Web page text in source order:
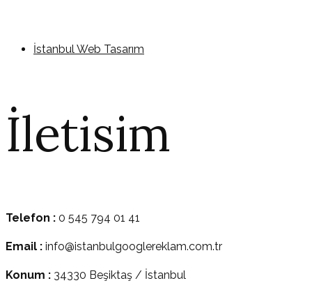
İstanbul Web Tasarım
İletisim
Telefon : 0 545 794 01 41
Email : info@istanbulgooglereklam.com.tr
Konum : 34330 Beşiktaş / İstanbul